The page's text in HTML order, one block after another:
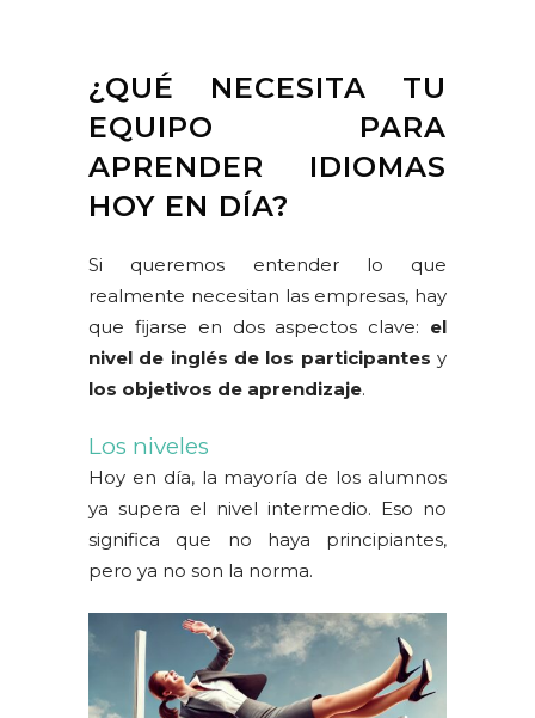
¿QUÉ NECESITA TU
EQUIPO PARA
APRENDER IDIOMAS
HOY EN DÍA?
Si queremos entender lo que
realmente necesitan las empresas, hay
que fijarse en dos aspectos clave: el
nivel de inglés de los participantes y
los objetivos de aprendizaje.
Los niveles
Hoy en día, la mayoría de los alumnos
ya supera el nivel intermedio. Eso no
significa que no haya principiantes,
pero ya no son la norma.